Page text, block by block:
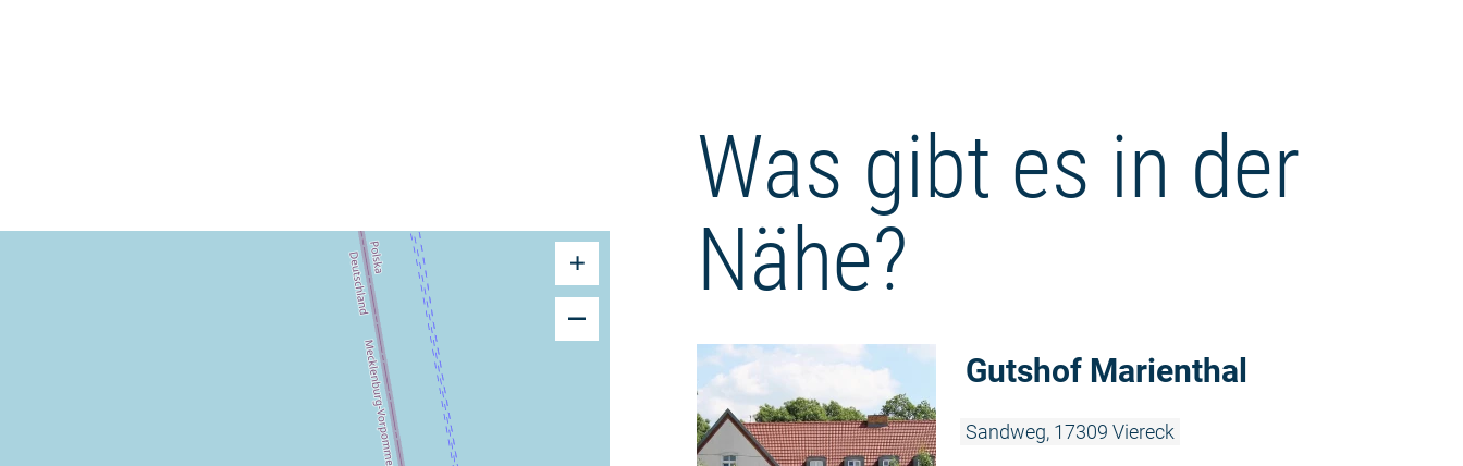
Was gibt es in der
Nähe?
Gutshof Marienthal
Sandweg, 17309 Viereck